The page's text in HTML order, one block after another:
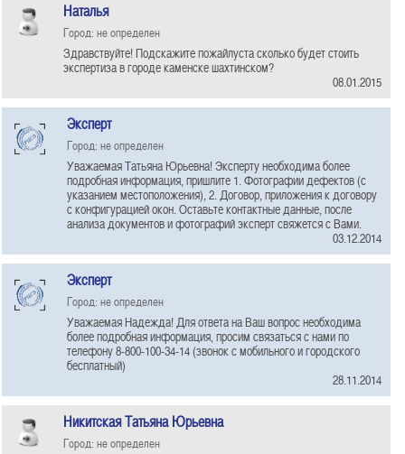
Наталья
Город: не определен
Здравствуйте! Подскажите пожайлуста сколько будет стоить
экспертиза в городе каменске шахтинском?
08.01.2015
Эксперт
Город: не определен
Уважаемая Татьяна Юрьевна! Эксперту необходима более
подробная информация, пришлите 1. Фотографии дефектов (с
указанием местоположения), 2. Договор, приложения к договору
с конфигурацией окон. Оставьте контактные данные, после
анализа документов и фотографий эксперт свяжется с Вами.
03.12.2014
Эксперт
Город: не определен
Уважаемая Надежда! Для ответа на Ваш вопрос необходима
более подробная информация, просим связаться с нами по
телефону 8-800-100-34-14 (звонок с мобильного и городского
бесплатный)
28.11.2014
Никитская Татьяна Юрьевна
Город: не определен